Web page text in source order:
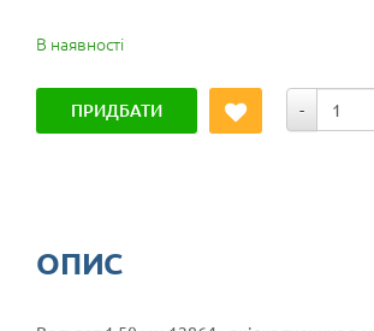
В наявності
ПРИДБАТИ -
ОПИС